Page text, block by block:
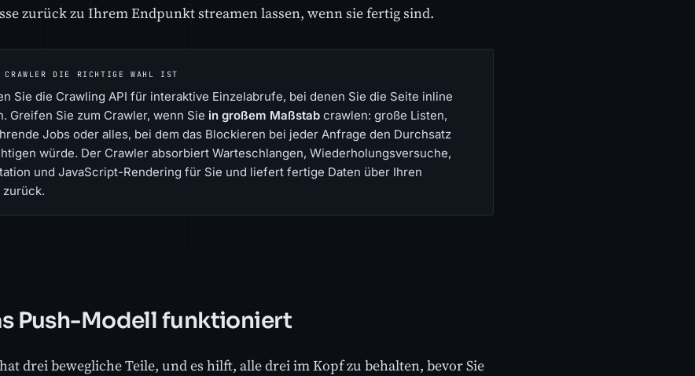
zurück zu Ihrem Endpunkt streamen lassen, wenn sie fertig sind.
CRAWLER DIE RICHTIGE WAHL IST
Sie die Crawling API für interaktive Einzelabrufe, bei denen Sie die Seite inline
Greifen Sie zum Crawler, wenn Sie in großem Maßstab crawlen: große Listen,
Jobs oder alles, bei dem das Blockieren bei jeder Anfrage den Durchsatz
würde. Der Crawler absorbiert Warteschlangen, Wiederholungsversuche,
und JavaScript-Rendering für Sie und liefert fertige Daten über Ihren
zurück.
Push-Modell funktioniert
drei bewegliche Teile, und es hilft, alle drei im Kopf zu behalten, bevor Sie